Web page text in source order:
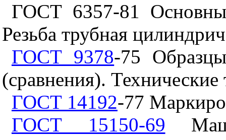
ГОСТ 6357-81
Резьба трубная
ГОСТ 9378-75
(сравнения). Технические
ГОСТ 14192-77
ГОСТ 15150-69